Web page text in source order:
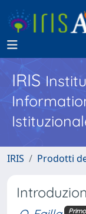
IRIS
IRIS Prodotti
Primo